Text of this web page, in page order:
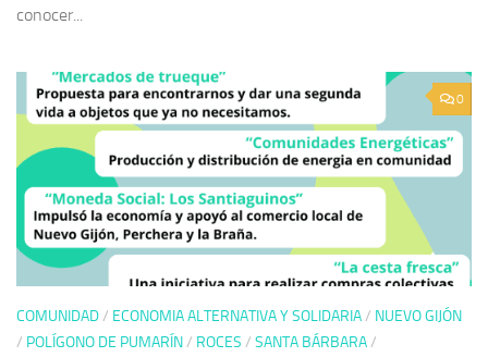
conocer...
0
COMUNIDAD/ ECONOMIA ALTERNATIVA Y SOLIDARIA/ NUEVO GIJÓN
/ POLÍGONO DE PUMARÍN/ ROCES / SANTA BÁRBARA/